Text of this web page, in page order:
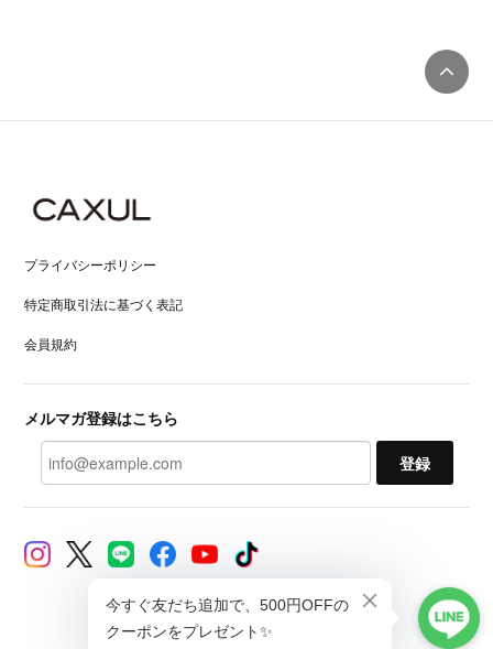
プライバシーポリシー
特定商取引法に基づく表記
会員規約
メルマガ登録はこちら
登録
© CAXUL